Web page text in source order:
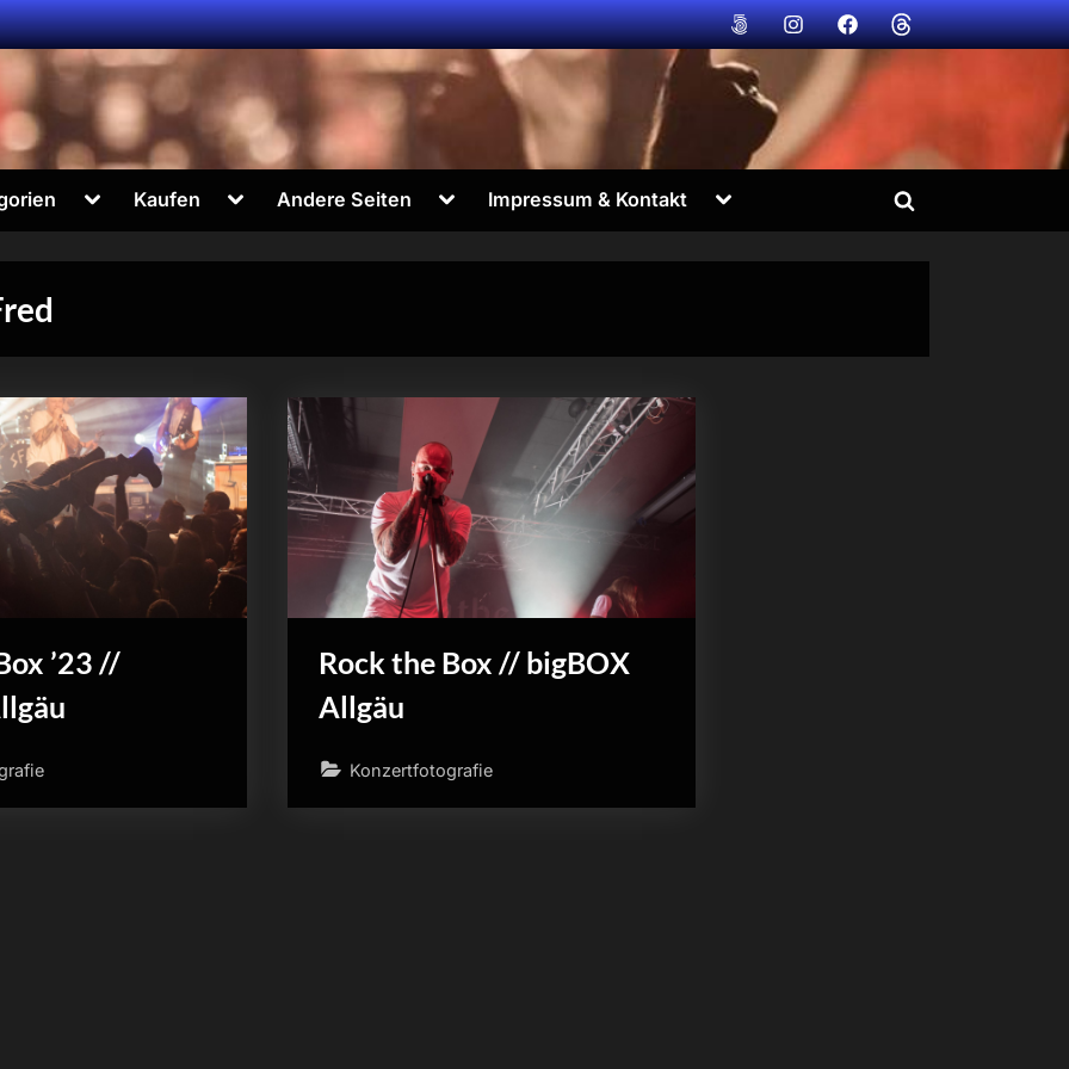
Bildvogt
@
500px
Bildvogt
@
instagram
Bildvogt
@
facebook
Bildvogt
@
Toggle
menu
Kaufen
Toggle
menu
Andere Seiten
Toggle
menu
Impressum & Kontakt
Toggle
menu
Toggle
’23 //
Rock the Box // bigBOX
Allgäu
Konzertfotografie